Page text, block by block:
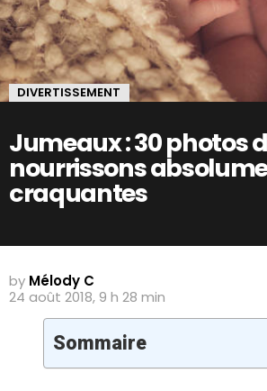
DIVERTISSEMENT
Jumeaux : 30 photos
nourrissons
craquantes
by Mélody C
24 août 2018, 9 h 28 min
Sommaire